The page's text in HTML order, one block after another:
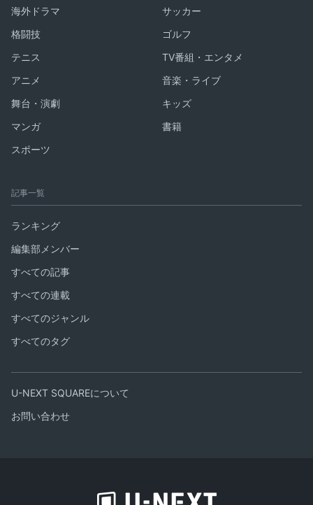
海外ドラマ
サッカー
格闘技
ゴルフ
テニス
TV番組・エンタメ
アニメ
音楽・ライブ
舞台・演劇
キッズ
マンガ
書籍
スポーツ
記事一覧
ランキング
編集部メンバー
すべての記事
すべての連載
すべてのジャンル
すべてのタグ
U-NEXT SQUAREについて
お問い合わせ